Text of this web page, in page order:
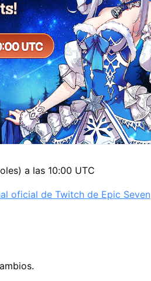
a las 10:00 UTC
oficial de Twitch de Epic Seven